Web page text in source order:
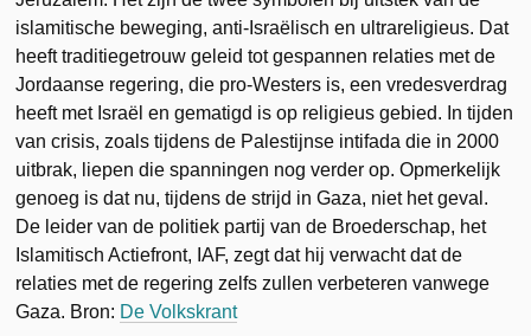
islamitische beweging, anti-Israëlisch en ultrareligieus. Dat
heeft traditiegetrouw geleid tot gespannen relaties met de
Jordaanse regering, die pro-Westers is, een vredesverdrag
heeft met Israël en gematigd is op religieus gebied. In tijden
van crisis, zoals tijdens de Palestijnse intifada die in 2000
uitbrak, liepen die spanningen nog verder op. Opmerkelijk
genoeg is dat nu, tijdens de strijd in Gaza, niet het geval.
De leider van de politiek partij van de Broederschap, het
Islamitisch Actiefront, IAF, zegt dat hij verwacht dat de
relaties met de regering zelfs zullen verbeteren vanwege
Gaza. Bron: De Volkskrant